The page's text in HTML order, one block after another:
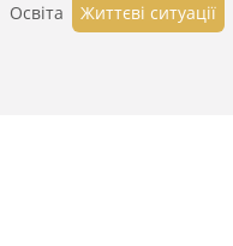
Освіта Життєві ситуації